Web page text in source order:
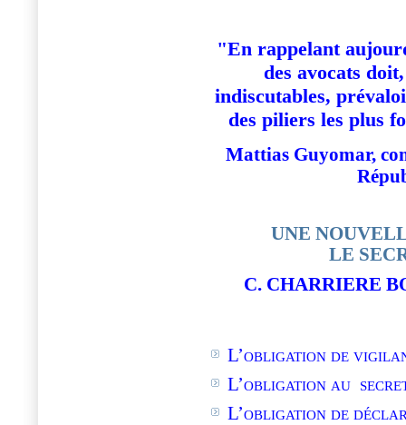
"En rappelant
des avocats
indiscutables,
des piliers les plus
Mattias Guyomar,
UNE
LE
C. CHARRIERE
L’obligation de
L’obligation au
L’obligation de